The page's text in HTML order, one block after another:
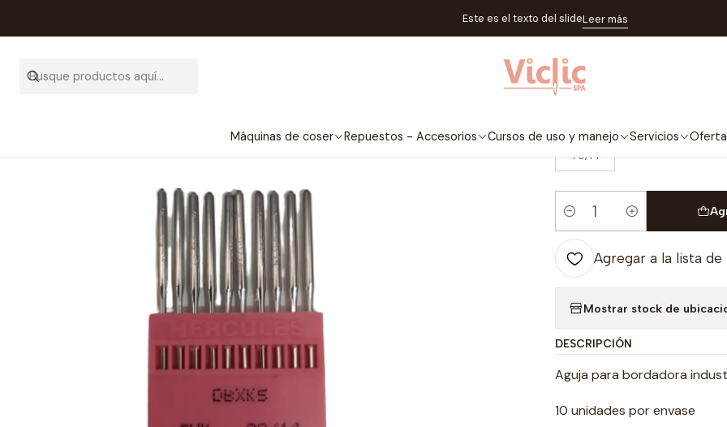
Máquinas de coser Repuestos - Accesorios Cursos de uso y manejo Servicios
Este es el texto del slideLeer más
Agujas Agujas Máq. Industriales
AGUJA
GROSOR
90/14
Cantidad
Agregar a la lista
Mostrar stock de
DESCRIPCIÓN
Aguja para bordadora
10 unidades por envase